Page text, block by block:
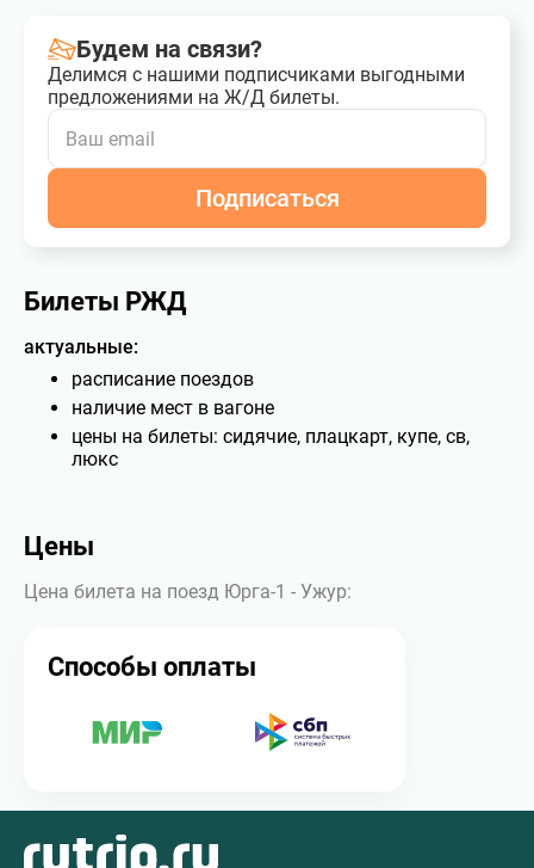
Будем на связи?
Делимся с нашими подписчиками выгодными
предложениями на Ж/Д билеты.
Подписаться
Билеты РЖД
актуальные:
расписание поездов
наличие мест в вагоне
цены на билеты: сидячие, плацкарт, купе, св,
люкс
Цены
Цена билета на поезд Юрга-1 - Ужур:
Способы оплаты